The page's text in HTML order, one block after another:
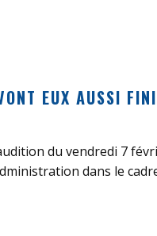
EUX AUSSI
du vendredi 7
dans le